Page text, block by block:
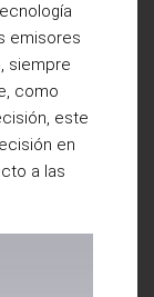
emisores
siempre
como
este
en
a las